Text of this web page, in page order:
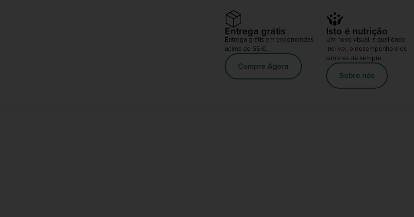
Entrega grátis
Entrega grátis em encomendas
acima de 55 €.
Compre Agora
Isto é nutrição
Um novo visual, a qualidade
incrível, o desempenho e os
sabores de sempre
Sobre nós